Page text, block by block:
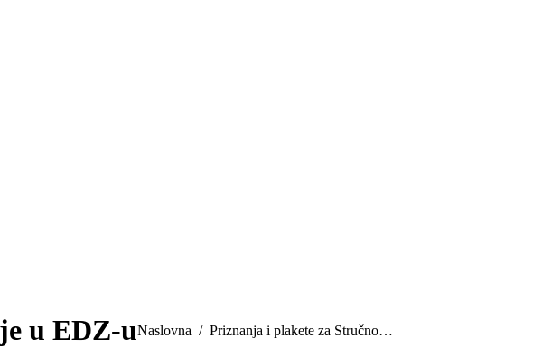
u EDZ-uYou are here:
Naslovna Priznanja i plakete za Stručno…